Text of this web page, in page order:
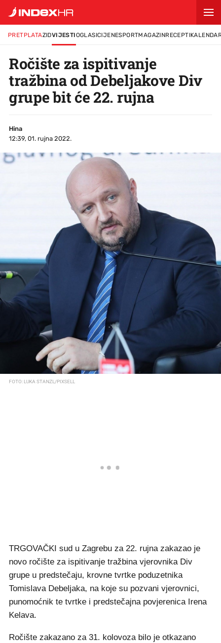
PRETPLATAZIDVIJESTIOGLASICIJENESPORTMAGAZINRECEPTI
Ročište za ispitivanje
tražbina od Debeljakove Div
grupe bit će 22. rujna
Hina
12:39, 01. rujna 2022.
FOTO: LUKA STANZL/PIXSELL
TRGOVAČKI sud u Zagrebu za 22. rujna zakazao je
novo ročište za ispitivanje tražbina vjerovnika Div
grupe u predstečaju, krovne tvrtke poduzetnika
Tomislava Debeljaka, na koje su pozvani vjerovnici,
punomoćnik te tvrtke i predstečajna povjerenica Irena
Kelava.
Ročište zakazano za 31. kolovoza bilo je otkazano